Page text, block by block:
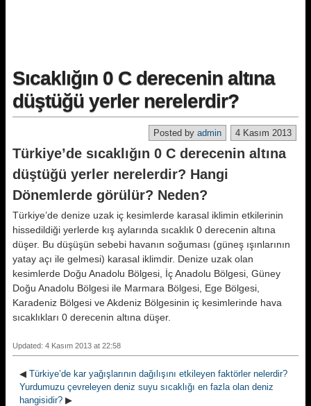
Sıcaklığın 0 C derecenin altına
düştüğü yerler nerelerdir?
4 Kasım 2013
Posted by admin
Türkiye’de sıcaklığın 0 C derecenin altına
düştüğü yerler nerelerdir? Hangi
Dönemlerde görülür? Neden?
Türkiye’de denize uzak iç kesimlerde karasal iklimin etkilerinin
hissedildiği yerlerde kış aylarında sıcaklık 0 derecenin altına
düşer. Bu düşüşün sebebi havanın soğuması (güneş ışınlarının
yatay açı ile gelmesi) karasal iklimdir. Denize uzak olan
kesimlerde Doğu Anadolu Bölgesi, İç Anadolu Bölgesi, Güney
Doğu Anadolu Bölgesi ile Marmara Bölgesi, Ege Bölgesi,
Karadeniz Bölgesi ve Akdeniz Bölgesinin iç kesimlerinde hava
sıcaklıkları 0 derecenin altına düşer.
Updated: 4 Kasım 2013 at 22:58
◀ Türkiye’de kar yağışlarının dağılışını etkileyen faktörler nelerdir?
Yurdumuzu çevreleyen deniz suyu sıcaklığı en fazla olan deniz
hangisidir? ▶